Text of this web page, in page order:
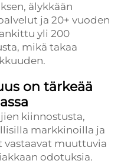
älykkään
ja 20+ vuoden
yli 200
mikä takaa
on tärkeää
kiinnostusta,
markkinoilla ja
muuttuvia
odotuksia.